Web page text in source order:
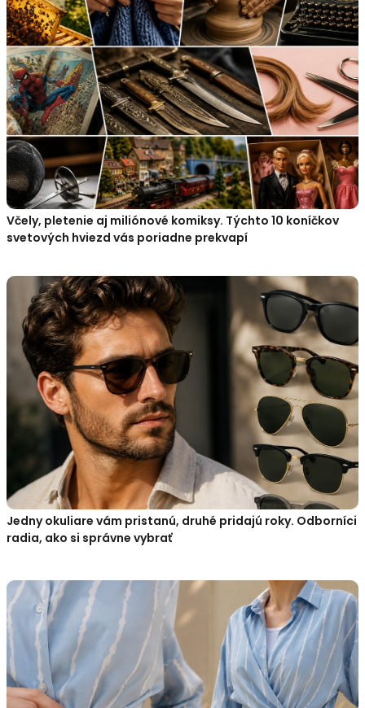
Včely, pletenie aj miliónové komiksy. Týchto 10 koníčkov
svetových hviezd vás poriadne prekvapí
Jedny okuliare vám pristanú, druhé pridajú roky. Odborníci
radia, ako si správne vybrať